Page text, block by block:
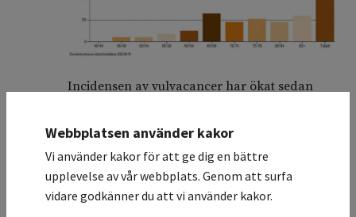
Incidensen av vulvacancer har ökat sedan
Australien , USA och Kanada och Danmark
av studierna har ökningen varit som störst hos
yngre kvinnor (< 60 år) och (< 70 år) .
Webbplatsen använder kakor
Vi använder kakor för att ge dig en bättre
upplevelse av vår webbplats. Genom att surfa
vidare godkänner du att vi använder kakor.